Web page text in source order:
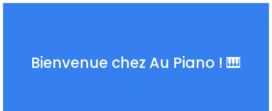
Bienvenue chez Au Piano ! 🎹